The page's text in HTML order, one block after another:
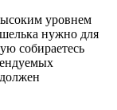
уровнем
нужно для
собираетесь